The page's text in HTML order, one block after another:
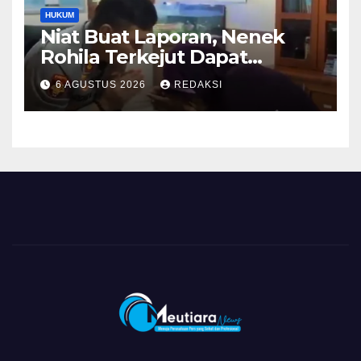
HUKUM
Niat Buat Laporan, Nenek
Rohila Terkejut Dapat
Bantuan dari Kabid Propam
Kombes Pol Eddwi
6 AGUSTUS 2026 REDAKSI